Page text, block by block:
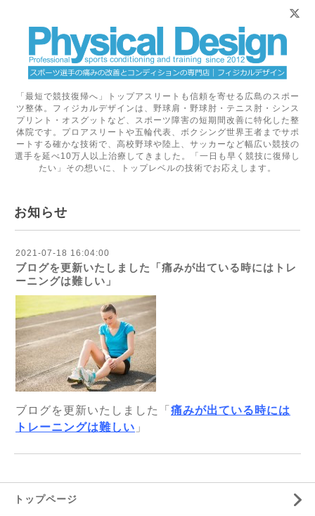
「最短で競技復帰へ」トップアスリートも信頼を寄せる広島のスポー
ツ整体。フィジカルデザインは、野球肩・野球肘・テニス肘・シンス
プリント・オスグットなど、スポーツ障害の短期間改善に特化した整
体院です。プロアスリートや五輪代表、ボクシング世界王者までサポ
ートする確かな技術で、高校野球や陸上、サッカーなど幅広い競技の
選手を延べ10万人以上治療してきました。「一日も早く競技に復帰し
たい」その想いに、トップレベルの技術でお応えします。
お知らせ
2021-07-18 16:04:00
ブログを更新いたしました「痛みが出ている時にはトレ
ーニングは難しい」
ブログを更新いたしました「 痛みが出ている時には
トレーニングは難しい 」
トップページ